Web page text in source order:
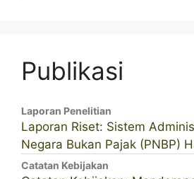
Publikasi
Laporan Penelitian
Laporan Riset: Sistem
Negara Bukan Pajak (PNBP)
Catatan Kebijakan